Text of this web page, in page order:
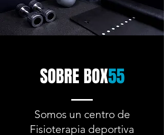
SOBRE BOX55
Somos un centro de
Fisioterapia deportiva